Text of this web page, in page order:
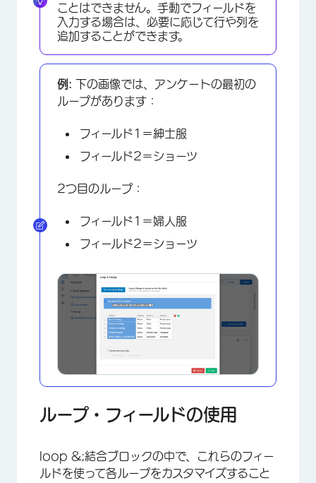
×
ことはできません。手動でフィールドを
入力する場合は、必要に応じて行や列を
追加することができます。
例: 下の画像では、アンケートの最初の
ループがあります：
フィールド1＝紳士服
フィールド2＝ショーツ
2つ目のループ：
フィールド1＝婦人服
フィールド2＝ショーツ
ループ・フィールドの使用
loop &;結合ブロックの中で、これらのフィー
ルドを使って各ループをカスタマイズすること